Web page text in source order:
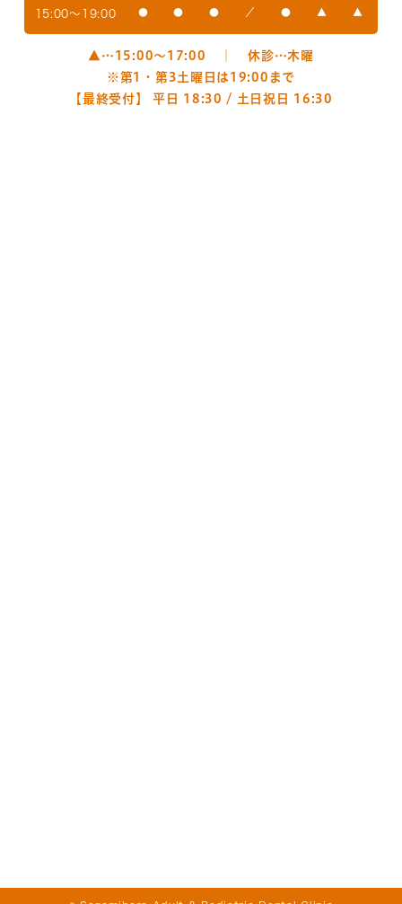
15:00～19:00 ● ● ● ／ ● ▲ ▲
▲…15:00〜17:00
休診…木曜
※第1・第3土曜日は19:00まで
【最終受付】 平日 18:30 / 土日祝日 16:30